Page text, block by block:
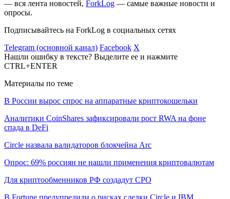
— вся лента новостей, ForkLog — самые важные новости и
опросы.
Подписывайтесь на ForkLog в социальных сетях
Telegram (основной канал) Facebook X
Нашли ошибку в тексте? Выделите ее и нажмите
CTRL+ENTER
Материалы по теме
В России вырос спрос на аппаратные криптокошельки
Аналитики CoinShares зафиксировали рост RWA на фоне
спада в DeFi
Circle назвала валидаторов блокчейна Arc
Опрос: 69% россиян не нашли применения криптовалютам
Для криптообменников РФ создадут СРО
В Fortune предупредили о рисках сделки Circle и IBM